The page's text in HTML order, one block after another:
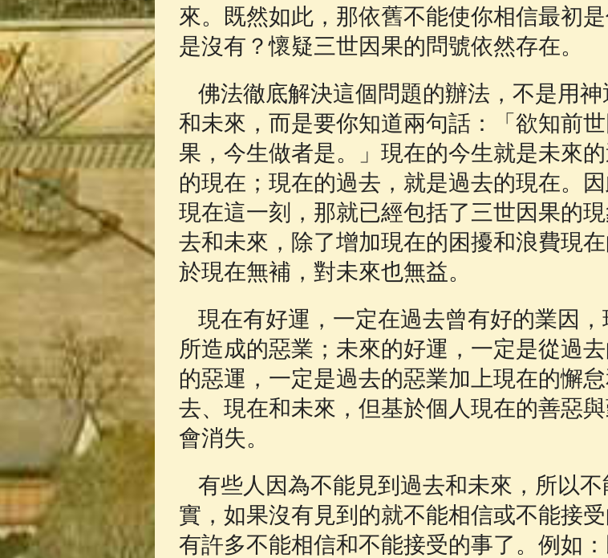
來。既然如此，那依舊不能使你相信最初
是沒有？懷疑三世因果的問號依然存在。
佛法徹底解決這個問題的辦法，不是用
和未來，而是要你知道兩句話：「欲知前
果，今生做者是。」現在的今生就是未來
的現在；現在的過去，就是過去的現在。
現在這一刻，那就已經包括了三世因果的
去和未來，除了增加現在的困擾和浪費現
於現在無補，對未來也無益。
現在有好運，一定在過去曾有好的業因
所造成的惡業；未來的好運，一定是從過
的惡運，一定是過去的惡業加上現在的懈
去、現在和未來，但基於個人現在的善惡
會消失。
有些人因為不能見到過去和未來，所以
實，如果沒有見到的就不能相信或不能接
有許多不能相信和不能接受的事了。例如